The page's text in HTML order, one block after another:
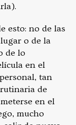
esto: no de las
o de la
de lo
en el
tan
de
en el
mucho